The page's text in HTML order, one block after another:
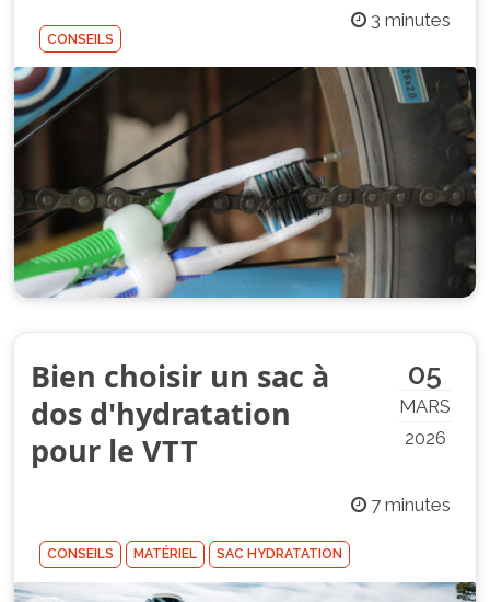
3 minutes
CONSEILS
05
MARS
2026
Bien choisir un sac à
dos d'hydratation
pour le VTT
7 minutes
CONSEILS MATÉRIEL SAC HYDRATATION